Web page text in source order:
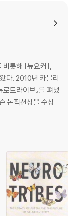
acceptance, und
people who thin
occurring for
of genius? In tr
reporter Steve
long suppres
for discoverin
question of wh
years.
and chroni
비롯해 [뉴요커],
다. 2010년 카블리
트라이브』를 펴냈
논픽션상을 수상